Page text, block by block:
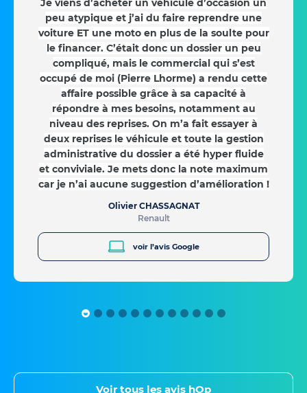
Je viens d’acheter un véhicule d’occasion un
peu atypique et j’ai du faire reprendre une
voiture ET une moto en plus de la soulte pour
le financer. C’était donc un dossier un peu
compliqué, mais le commercial qui s’est
occupé de moi (Pierre Lhorme) a rendu cette
affaire possible grâce à sa capacité à
répondre à mes besoins, notamment au
niveau des reprises. On m’a fait essayer à
deux reprises le véhicule et toute la gestion
administrative du dossier a été hyper fluide
et conviviale. Je mets donc la note maximum
car je n’ai aucune suggestion d’amélioration !
Olivier CHASSAGNAT
Renault
voir l’avis Google
Voir tous les avis hOp